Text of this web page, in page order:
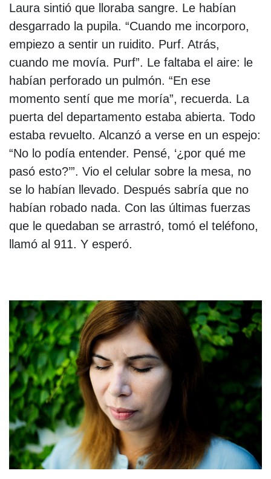
Laura sintió que lloraba sangre. Le habían
desgarrado la pupila. “Cuando me incorporo,
empiezo a sentir un ruidito. Purf. Atrás,
cuando me movía. Purf”. Le faltaba el aire: le
habían perforado un pulmón. “En ese
momento sentí que me moría”, recuerda. La
puerta del departamento estaba abierta. Todo
estaba revuelto. Alcanzó a verse en un espejo:
“No lo podía entender. Pensé, ‘¿por qué me
pasó esto?’”. Vio el celular sobre la mesa, no
se lo habían llevado. Después sabría que no
habían robado nada. Con las últimas fuerzas
que le quedaban se arrastró, tomó el teléfono,
llamó al 911. Y esperó.